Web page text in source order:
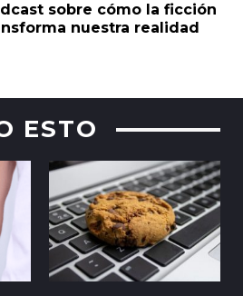
sobre cómo la ficción
nuestra realidad
ESTO